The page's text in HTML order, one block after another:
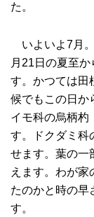
た。
いよいよ7月
月21日の夏至
す。かつては田
候でもこの日か
イモ科の烏柄杓
す。ドクダミ科
せます。葉の一
えます。わが家
たのかと時の早
す。